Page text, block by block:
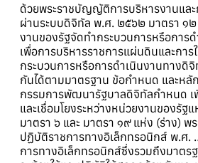
ด้วยพระราชบัญญัติการบริหารงานและ
ผ่านระบบดิจิทัล พ.ศ. ๒๕๖๒ มาตรา ๑
งานของรัฐจัดทำกระบวนการหรือการ
เพื่อการบริหารราชการแผ่นดินและการ
กระบวนการหรือการดำเนินงานทางดิ
กันได้ตามมาตรฐาน ข้อกำหนด และห
กรรมการพัฒนารัฐบาลดิจิทัลกำหนด เ
และเชื่อมโยงระหว่างหน่วยงานของรัฐ
มาตรา ๖ และ มาตรา ๑๙ แห่ง (ร่าง)
ปฏิบัติราชการทางอิเล็กทรอนิกส์ พ.ศ.
การทางอิเล็กทรอนิกส์ซึ่งรวมถึงมาตร